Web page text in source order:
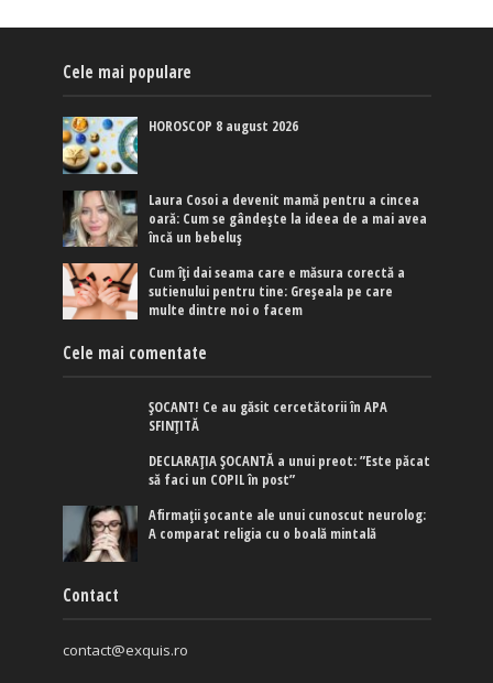
Cele mai populare
HOROSCOP 8 august 2026
Laura Cosoi a devenit mamă pentru a cincea
oară: Cum se gândește la ideea de a mai avea
încă un bebeluș
Cum îți dai seama care e măsura corectă a
sutienului pentru tine: Greșeala pe care
multe dintre noi o facem
Cele mai comentate
ȘOCANT! Ce au găsit cercetătorii în APA
SFINȚITĂ
DECLARAȚIA ȘOCANTĂ a unui preot: ”Este păcat
să faci un COPIL în post”
Afirmaţii şocante ale unui cunoscut neurolog:
A comparat religia cu o boală mintală
Contact
contact@exquis.ro